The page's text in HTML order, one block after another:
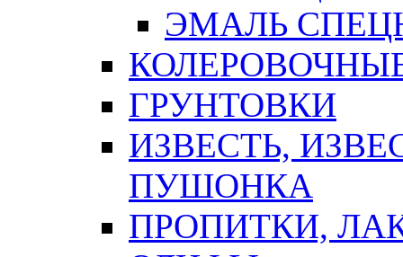
ЭМАЛЬ
ГРУНТОВКИ
ИЗВЕСТЬ,
ПУШОНКА
ПРОПИТКИ,